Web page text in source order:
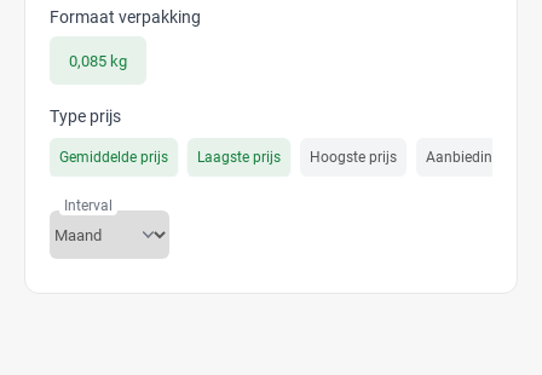
Formaat verpakking
0,085 kg
Type prijs
Gemiddelde prijs Laagste prijs Hoogste prijs Aanbiedings prijs
Interval